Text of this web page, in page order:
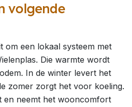
volgende
om een lokaal systeem met
Die warmte wordt
In de winter levert het
zomer zorgt het voor koeling.
en neemt het wooncomfort